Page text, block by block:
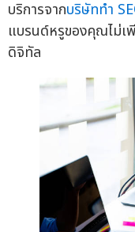
บริการจากบริษัททำ
แบรนด์หรูของคุณไม่เ
ดิจิทัล